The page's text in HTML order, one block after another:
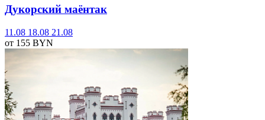
Дукорский маёнтак
11.08 18.08 21.08
от 155 BYN